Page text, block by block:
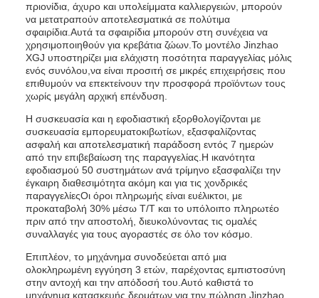
πριονίδια, άχυρο και υπολείμματα καλλιεργειών, μπορούν
να μετατραπούν αποτελεσματικά σε πολύτιμα
σφαιρίδια.Αυτά τα σφαιρίδια μπορούν στη συνέχεια να
χρησιμοποιηθούν για κρεβάτια ζώων.Το μοντέλο Jinzhao
XGJ υποστηρίζει μια ελάχιστη ποσότητα παραγγελίας μόλις
ενός συνόλου,να είναι προσιτή σε μικρές επιχειρήσεις που
επιθυμούν να επεκτείνουν την προσφορά προϊόντων τους
χωρίς μεγάλη αρχική επένδυση.
Η συσκευασία και η εφοδιαστική εξορθολογίζονται με
συσκευασία εμπορευματοκιβωτίων, εξασφαλίζοντας
ασφαλή και αποτελεσματική παράδοση εντός 7 ημερών
από την επιβεβαίωση της παραγγελίας.Η ικανότητα
εφοδιασμού 50 συστημάτων ανά τρίμηνο εξασφαλίζει την
έγκαιρη διαθεσιμότητα ακόμη και για τις χονδρικές
παραγγελίεςΟι όροι πληρωμής είναι ευέλικτοι, με
προκαταβολή 30% μέσω T/T και το υπόλοιπο πληρωτέο
πριν από την αποστολή, διευκολύνοντας τις ομαλές
συναλλαγές για τους αγοραστές σε όλο τον κόσμο.
Επιπλέον, το μηχάνημα συνοδεύεται από μια
ολοκληρωμένη εγγύηση 3 ετών, παρέχοντας εμπιστοσύνη
στην αντοχή και την απόδοσή του.Αυτό καθιστά το
μηχάνημα κατασκευής δερμάτων για την πώληση Jinzhao